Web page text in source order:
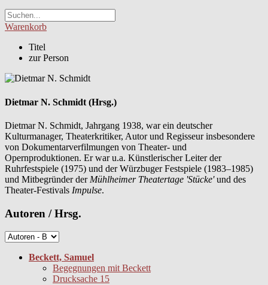
Warenkorb
Titel
zur Person
Dietmar N. Schmidt (Hrsg.)
Dietmar N. Schmidt, Jahrgang 1938, war ein deutscher
Kulturmanager, Theaterkritiker, Autor und Regisseur insbesondere
von Dokumentarverfilmungen von Theater- und
Opernproduktionen. Er war u.a. Künstlerischer Leiter der
Ruhrfestspiele (1975) und der Würzbuger Festspiele (1983–1985)
und Mitbegründer der Mühlheimer Theatertage 'Stücke'und des
Theater-Festivals Impulse.
Autoren / Hrsg.
Beckett, Samuel
Begegnungen mit Beckett
Drucksache 15